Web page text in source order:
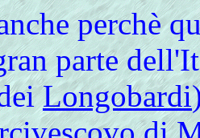
perchè
parte
Longobardi